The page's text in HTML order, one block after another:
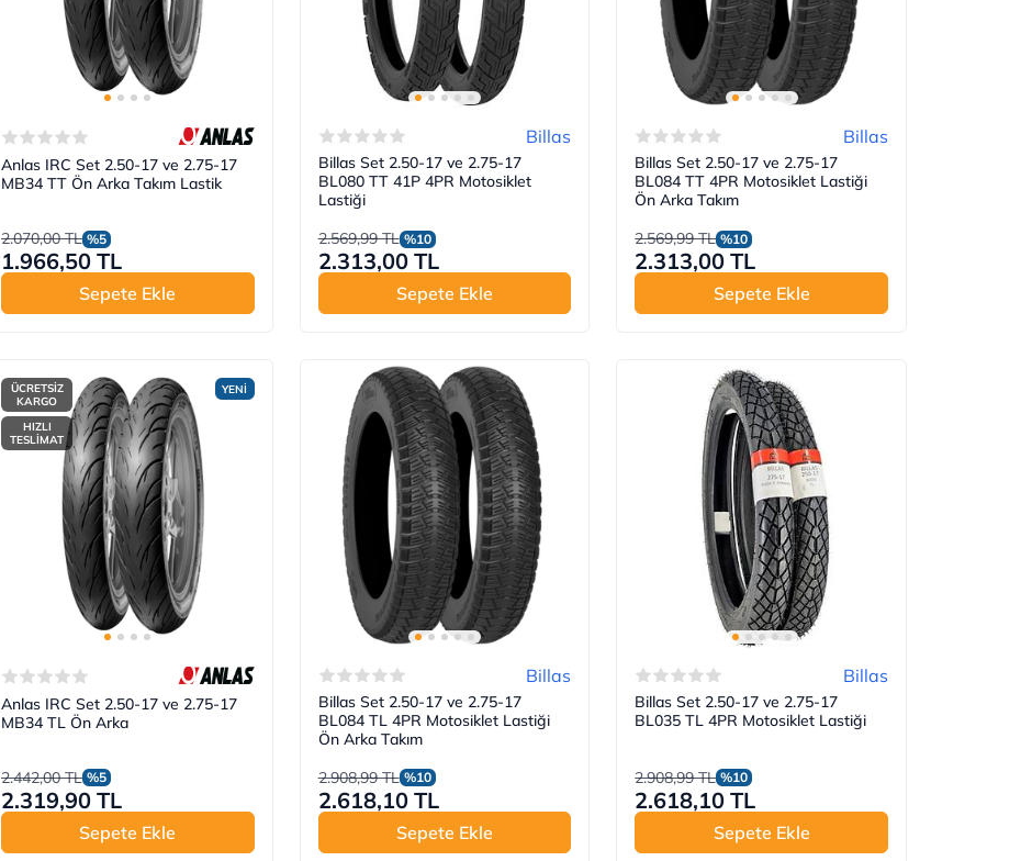
Anlas IRC Set 2.50-17 ve 2.75-17
MB34 TT Ön Arka Takım Lastik
2.070,00 TL %5
1.966,50 TL
Sepete Ekle
Billas
Billas Set 2.50-17 ve 2.75-17
BL080 TT 41P 4PR Motosiklet
Lastiği
2.569,99 TL %10
2.313,00 TL
Sepete Ekle
Billas
Billas Set 2.50-17 ve 2.75-17
BL084 TT 4PR Motosiklet Lastiği
Ön Arka Takım
2.569,99 TL %10
2.313,00 TL
Sepete Ekle
YENİ
ÜCRETSİZ
KARGO
HIZLI
TESLİMAT
Anlas IRC Set 2.50-17 ve 2.75-17
MB34 TL Ön Arka
2.442,00 TL %5
2.319,90 TL
Sepete Ekle
Billas
Billas Set 2.50-17 ve 2.75-17
BL084 TL 4PR Motosiklet Lastiği
Ön Arka Takım
2.908,99 TL %10
2.618,10 TL
Sepete Ekle
Billas
Billas Set 2.50-17 ve 2.75-17
BL035 TL 4PR Motosiklet Lastiği
2.908,99 TL %10
2.618,10 TL
Sepete Ekle